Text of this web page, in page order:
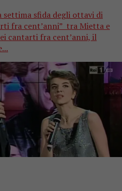
settima sfida degli ottavi di
fra cent’anni” tra Mietta e
cantarti fra cent’anni, il